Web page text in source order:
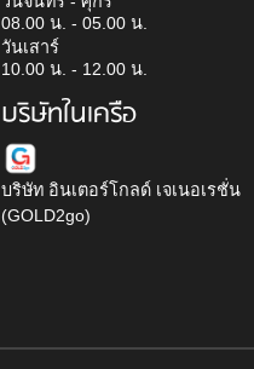
08.00 น. - 05.00 น.
วันเสาร์
10.00 น. - 12.00 น.
บริษัทในเครือ
บริษัท อินเตอร์โกลด์ เจเนอเรชั่น
(GOLD2go)